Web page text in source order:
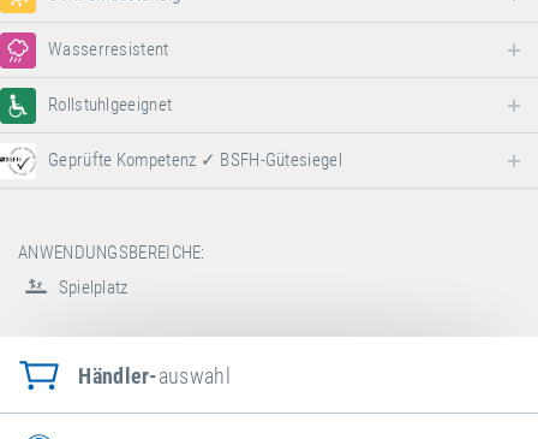
Wasserresistent
Rollstuhlgeeignet
Geprüfte Kompetenz ✓ BSFH-Gütesiegel
ANWENDUNGSBEREICHE:
Spielplatz
Händler-auswahl